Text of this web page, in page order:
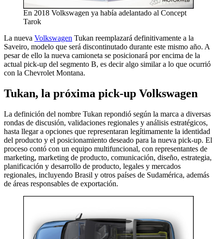
En 2018 Volkswagen ya había adelantado al Concept
Tarok
La nueva Volkswagen Tukan reemplazará definitivamente a la
Saveiro, modelo que será discontinutado durante este mismo año. A
pesar de ello la nueva camioneta se posicionará por encima de la
actual pick-up del segmento B, es decir algo similar a lo que ocurrió
con la Chevrolet Montana.
Tukan, la próxima pick-up Volkswagen
La definición del nombre Tukan repondió según la marca a diversas
rondas de discusión, validaciones regionales y análisis estratégicos,
hasta llegar a opciones que representaran legítimamente la identidad
del producto y el posicionamiento deseado para la nueva pick-up. El
proceso contó con un equipo multifuncional, con representantes de
marketing, marketing de producto, comunicación, diseño, estrategia,
planificación y desarrollo de producto, legales y mercados
regionales, incluyendo Brasil y otros países de Sudamérica, además
de áreas responsables de exportación.